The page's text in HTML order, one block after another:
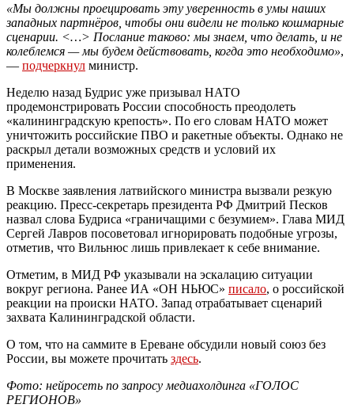
«Мы должны проецировать эту уверенность в умы наших
западных партнёров, чтобы они видели не только кошмарные
сценарии. <…> Послание таково: мы знаем, что делать, и не
колеблемся — мы будем действовать, когда это необходимо»,
— подчеркнул министр.
Неделю назад Будрис уже призывал НАТО
продемонстрировать России способность преодолеть
«калининградскую крепость». По его словам НАТО может
уничтожить российские ПВО и ракетные объекты. Однако не
раскрыл детали возможных средств и условий их
применения.
В Москве заявления латвийского министра вызвали резкую
реакцию. Пресс-секретарь президента РФ Дмитрий Песков
назвал слова Будриса «граничащими с безумием». Глава МИД
Сергей Лавров посоветовал игнорировать подобные угрозы,
отметив, что Вильнюс лишь привлекает к себе внимание.
Отметим, в МИД РФ указывали на эскалацию ситуации
вокруг региона. Ранее ИА «ОН НЬЮС» писало, о российской
реакции на происки НАТО. Запад отрабатывает сценарий
захвата Калининградской области.
О том, что на саммите в Ереване обсудили новый союз без
России, вы можете прочитать здесь.
Фото: нейросеть по запросу медиахолдинга «ГОЛОС
РЕГИОНОВ»